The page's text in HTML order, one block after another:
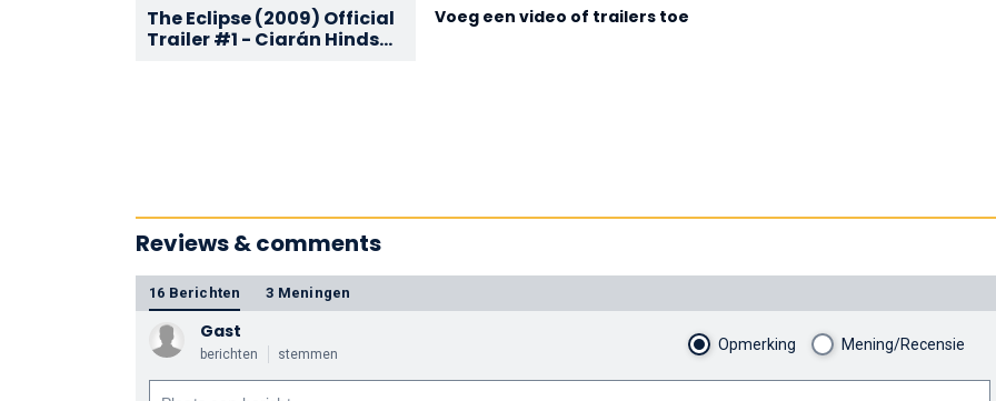
The Eclipse (2009) Official
Trailer #1 - Ciarán Hinds
Voeg een video of trailers toe
Reviews & comments
16 Berichten 3 Meningen
Gast
berichten stemmen
Opmerking Mening/Recensie